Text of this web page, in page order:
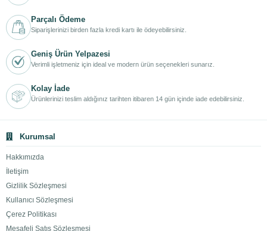
Parçalı Ödeme
Siparişlerinizi birden fazla kredi kartı ile ödeyebilirsiniz.
Geniş Ürün Yelpazesi
Verimli işletmeniz için ideal ve modern ürün seçenekleri sunarız.
Kolay İade
Ürünlerinizi teslim aldığınız tarihten itibaren 14 gün içinde iade edebilirsiniz.
Kurumsal
Hakkımızda
İletişim
Gizlilik Sözleşmesi
Kullanıcı Sözleşmesi
Çerez Politikası
Mesafeli Satış Sözleşmesi